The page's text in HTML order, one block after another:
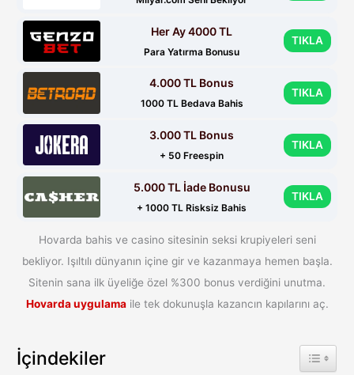
Her Ay 4000 TL
Para Yatırma Bonusu
TIKLA
4.000 TL Bonus
1000 TL Bedava Bahis
TIKLA
3.000 TL Bonus
+ 50 Freespin
TIKLA
5.000 TL İade Bonusu
+ 1000 TL Risksiz Bahis
TIKLA
Hovarda bahis ve casino sitesinin seksi krupiyeleri seni
bekliyor. Işıltılı dünyanın içine gir ve kazanmaya hemen başla.
Sitenin sana ilk üyeliğe özel %300 bonus verdiğini unutma.
Hovarda uygulamaile tek dokunuşla kazancın kapılarını aç.
İçindekiler Toggle